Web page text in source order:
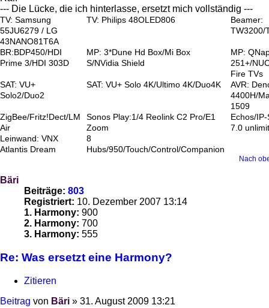
--- Die Lücke, die ich hinterlasse, ersetzt mich vollständig ---
TV: Samsung
55JU6279 / LG
43NANO81T6A
TV: Philips 48OLED806
Beamer:
TW3200/
BR:BDP450/HDI
Prime 3/HDI 303D
MP: 3*Dune Hd Box/Mi Box
S/NVidia Shield
MP:
251+/
Fire TVs
SAT: VU+
Solo2/Duo2
SAT: VU+ Solo 4K/Ultimo 4K/Duo4K
AVR:
4400H/
1509
ZigBee/Fritz!Dect/LM
Air
Sonos Play:1/4 Reolink C2 Pro/E1
Zoom
Echos/
7.0
Leinwand: VNX
Atlantis Dream
8
Hubs/950/Touch/Control/Companion
Nach
Bäri
Beiträge: 803
Registriert: 10. Dezember 2007 13:14
1. Harmony: 900
2. Harmony: 700
3. Harmony: 555
Re: Was ersetzt eine Harmony?
Zitieren
Beitrag von Bäri » 31. August 2009 13:21